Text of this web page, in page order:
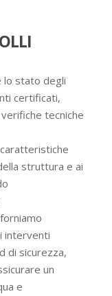
lo stato degli
certificati,
verifiche tecniche
struttura e ai
interventi
di sicurezza,
un
e